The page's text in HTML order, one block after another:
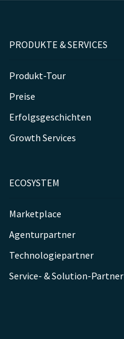
PRODUKTE & SERVICES
Produkt-Tour
Preise
Erfolgsgeschichten
Growth Services
ECOSYSTEM
Marketplace
Agenturpartner
Technologiepartner
Service- & Solution-Partner